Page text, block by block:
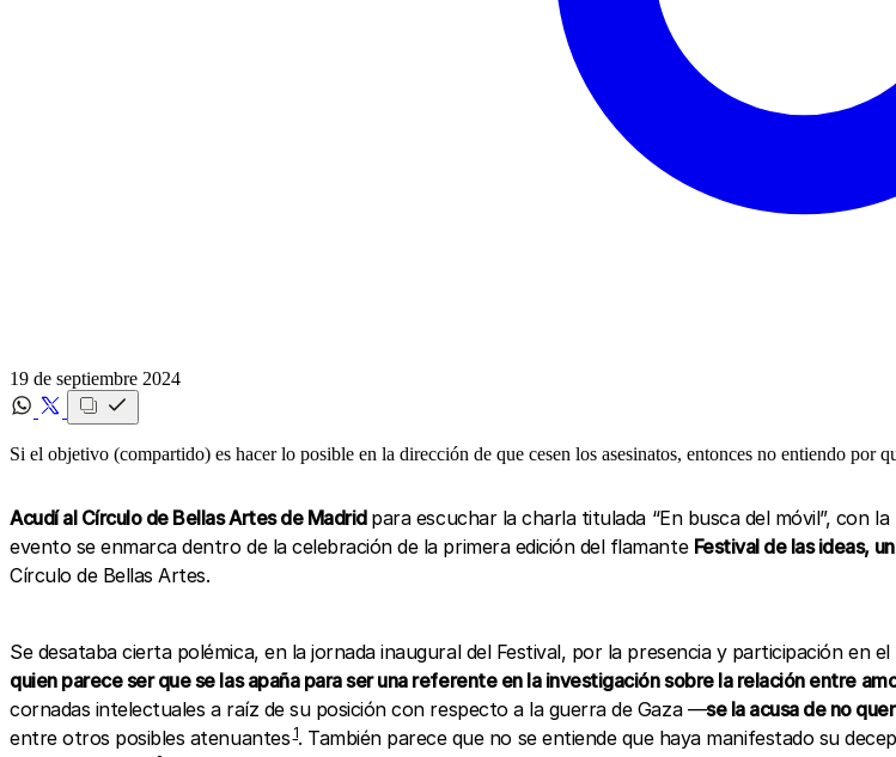
19 de septiembre 2024
Si el objetivo (compartido) es hacer lo posible en la dirección de que cesen los asesinatos, entonces no entiendo por
Acudí al Círculo de Bellas Artes de Madrid para escuchar la charla titulada “En busca del móvil”, con
evento se enmarca dentro de la celebración de la primera edición del flamante Festival de las ideas,
Círculo de Bellas Artes.
Se desataba cierta polémica, en la jornada inaugural del Festival, por la presencia y participación en el
quien parece ser que se las apaña para ser una referente en la investigación sobre la relación entre
cornadas intelectuales a raíz de su posición con respecto a la guerra de Gaza —se la acusa de no
entre otros posibles atenuantes 1. También parece que no se entiende que haya manifestado su